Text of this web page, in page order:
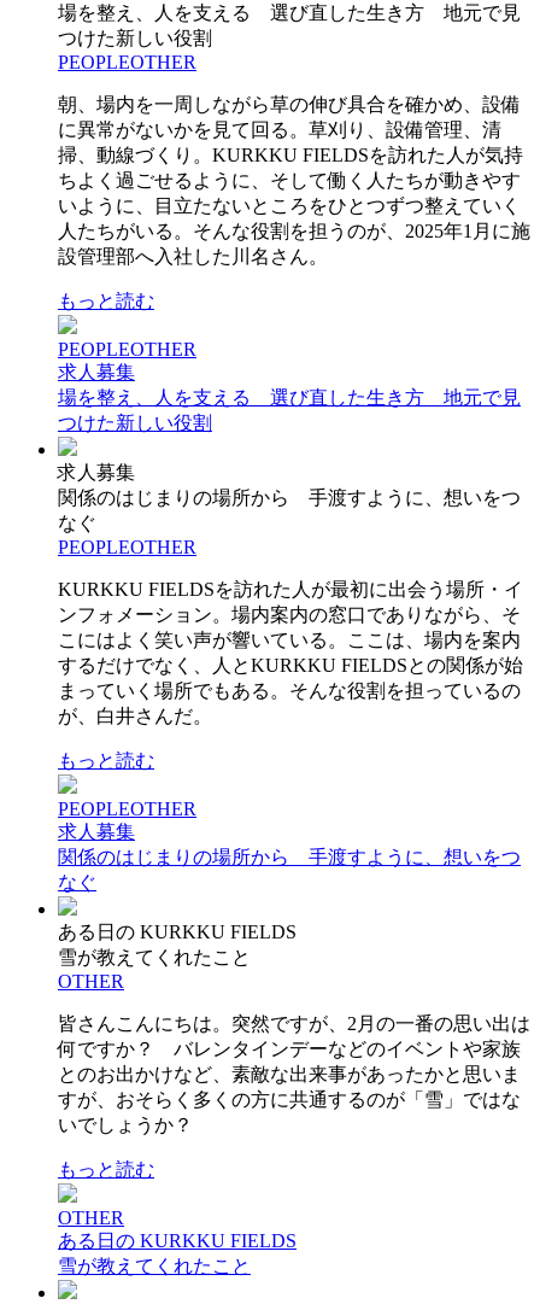
場を整え、人を支える 選び直した生き方 地元で見
つけた新しい役割
PEOPLEOTHER
朝、場内を一周しながら草の伸び具合を確かめ、設備
に異常がないかを見て回る。草刈り、設備管理、清
掃、動線づくり。KURKKU FIELDSを訪れた人が気持
ちよく過ごせるように、そして働く人たちが動きやす
いように、目立たないところをひとつずつ整えていく
人たちがいる。そんな役割を担うのが、2025年1月に施
設管理部へ入社した川名さん。
もっと読む
PEOPLEOTHER
求人募集
場を整え、人を支える 選び直した生き方 地元で見
つけた新しい役割
求人募集
関係のはじまりの場所から 手渡すように、想いをつ
なぐ
PEOPLEOTHER
KURKKU FIELDSを訪れた人が最初に出会う場所・イ
ンフォメーション。場内案内の窓口でありながら、そ
こにはよく笑い声が響いている。ここは、場内を案内
するだけでなく、人とKURKKU FIELDSとの関係が始
まっていく場所でもある。そんな役割を担っているの
が、白井さんだ。
もっと読む
PEOPLEOTHER
求人募集
関係のはじまりの場所から 手渡すように、想いをつ
なぐ
ある日の KURKKU FIELDS
雪が教えてくれたこと
OTHER
皆さんこんにちは。突然ですが、2月の一番の思い出は
何ですか？ バレンタインデーなどのイベントや家族
とのお出かけなど、素敵な出来事があったかと思いま
すが、おそらく多くの方に共通するのが「雪」ではな
いでしょうか？
もっと読む
OTHER
ある日の KURKKU FIELDS
雪が教えてくれたこと